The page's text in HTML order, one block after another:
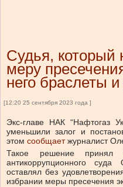
Судья, который
меру
него браслеты
[12:20 25 сентября 2023 года ]
Экс-главе НАК “Нафтогаз
уменьшили залог и
этом сообщаетжурналист
Такое решение принял
антикоррупционного
оставлял без
избрании меры пресечения